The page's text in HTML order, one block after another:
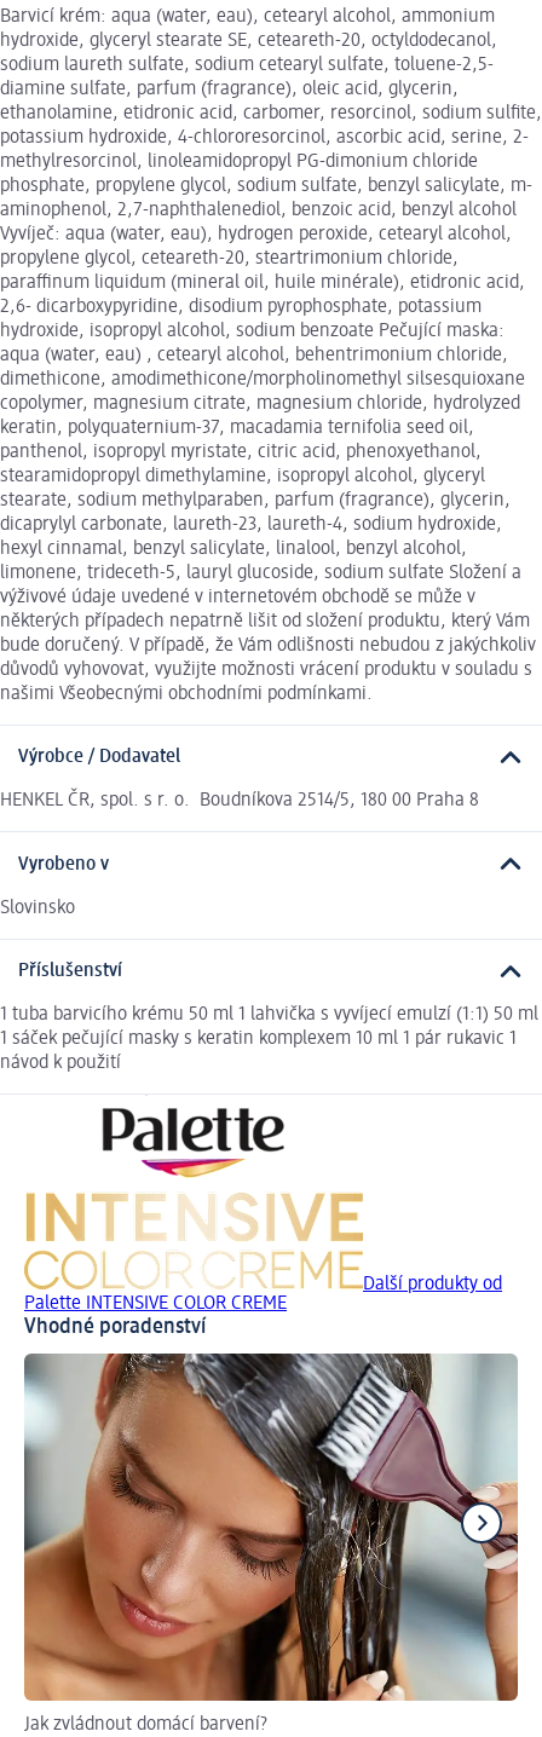
Barvicí krém: aqua (water, eau), cetearyl alcohol, ammonium
hydroxide, glyceryl stearate SE, ceteareth-20, octyldodecanol,
sodium laureth sulfate, sodium cetearyl sulfate, toluene-2,5-
diamine sulfate, parfum (fragrance), oleic acid, glycerin,
ethanolamine, etidronic acid, carbomer, resorcinol, sodium sulfite,
potassium hydroxide, 4-chlororesorcinol, ascorbic acid, serine, 2-
methylresorcinol, linoleamidopropyl PG-dimonium chloride
phosphate, propylene glycol, sodium sulfate, benzyl salicylate, m-
aminophenol, 2,7-naphthalenediol, benzoic acid, benzyl alcohol
Vyvíječ: aqua (water, eau), hydrogen peroxide, cetearyl alcohol,
propylene glycol, ceteareth-20, steartrimonium chloride,
paraffinum liquidum (mineral oil, huile minérale), etidronic acid,
2,6- dicarboxypyridine, disodium pyrophosphate, potassium
hydroxide, isopropyl alcohol, sodium benzoate Pečující maska:
aqua (water, eau) , cetearyl alcohol, behentrimonium chloride,
dimethicone, amodimethicone/morpholinomethyl silsesquioxane
copolymer, magnesium citrate, magnesium chloride, hydrolyzed
keratin, polyquaternium-37, macadamia ternifolia seed oil,
panthenol, isopropyl myristate, citric acid, phenoxyethanol,
stearamidopropyl dimethylamine, isopropyl alcohol, glyceryl
stearate, sodium methylparaben, parfum (fragrance), glycerin,
dicaprylyl carbonate, laureth-23, laureth-4, sodium hydroxide,
hexyl cinnamal, benzyl salicylate, linalool, benzyl alcohol,
limonene, trideceth-5, lauryl glucoside, sodium sulfate Složení a
výživové údaje uvedené v internetovém obchodě se může v
některých případech nepatrně lišit od složení produktu, který Vám
bude doručený. V případě, že Vám odlišnosti nebudou z jakýchkoliv
důvodů vyhovovat, využijte možnosti vrácení produktu v souladu s
našimi Všeobecnými obchodními podmínkami.
Výrobce / Dodavatel
HENKEL ČR, spol. s r. o. Boudníkova 2514/5, 180 00 Praha 8
Vyrobeno v
Slovinsko
Příslušenství
1 tuba barvicího krému 50 ml 1 lahvička s vyvíjecí emulzí (1:1) 50 ml
1 sáček pečující masky s keratin komplexem 10 ml 1 pár rukavic 1
návod k použití
Další produkty od
Palette INTENSIVE COLOR CREME
Vhodné poradenství
Jak zvládnout domácí barvení?